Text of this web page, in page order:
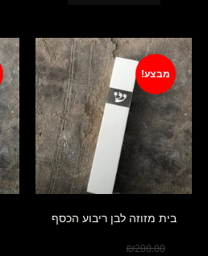
מבצע!
בית מזוזה לבן ריבוע הכסף
₪200.00